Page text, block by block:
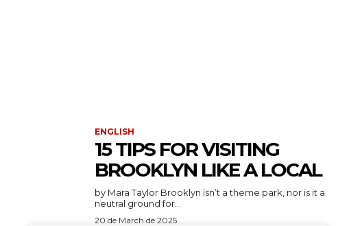
ENGLISH
15 TIPS FOR VISITING
BROOKLYN LIKE A LOCAL
by Mara Taylor Brooklyn isn’t a theme park, nor is it a
neutral ground for...
20 de March de 2025